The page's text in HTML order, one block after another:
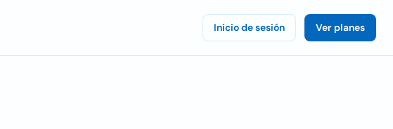
Inicio de sesión Ver planes